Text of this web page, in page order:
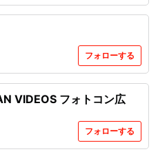
フォローする
VIDEOS フォトコン広
フォローする